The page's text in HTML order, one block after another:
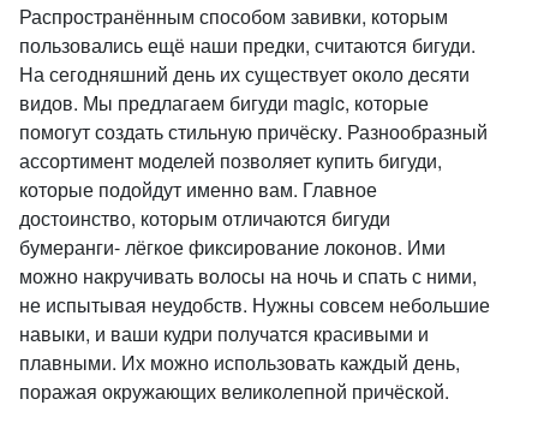
Распространённым способом завивки, которым
пользовались ещё наши предки, считаются бигуди.
На сегодняшний день их существует около десяти
видов. Мы предлагаем бигуди magic, которые
помогут создать стильную причёску. Разнообразный
ассортимент моделей позволяет купить бигуди,
которые подойдут именно вам. Главное
достоинство, которым отличаются бигуди
бумеранги- лёгкое фиксирование локонов. Ими
можно накручивать волосы на ночь и спать с ними,
не испытывая неудобств. Нужны совсем небольшие
навыки, и ваши кудри получатся красивыми и
плавными. Их можно использовать каждый день,
поражая окружающих великолепной причёской.